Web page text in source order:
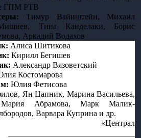
ГПМ РТВ
Тимур Вайнштейн, Михаил
Тина Канделаки, Борис
Аркадий Водахов
Алиса Шитикова
Кирилл Бегишев
Александр Вязоветский
Костомарова
Юлия Фетисова
Ян Цапник, Марина Васильева,
Абрамова, Марк Малик-
Варвара Куприна и др.